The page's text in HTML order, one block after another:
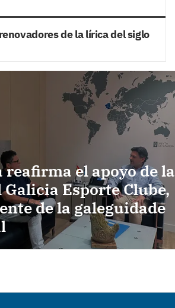
de la lírica del siglo
el apoyo de la
Esporte Clube,
de la galeguidade